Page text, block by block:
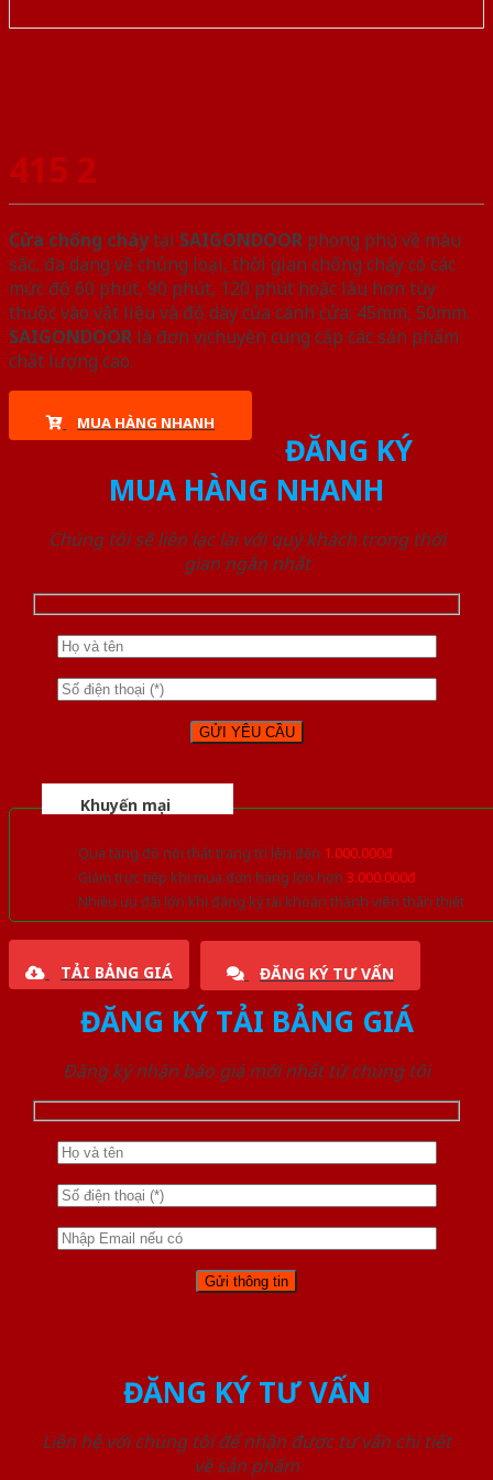
415 2
Cửa chống cháytại SAIGONDOOR phong phú về màu
sắc, đa dạng về chủng loại, thời gian chống cháy có các
mức độ 60 phút, 90 phút, 120 phút hoặc lâu hơn tùy
thuộc vào vật liệu và độ dày của cánh cửa: 45mm, 50mm.
SAIGONDOOR là đơn vị chuyên cung cấp các sản phẩm
chất lượng cao.
MUA HÀNG NHANH
ĐĂNG KÝ
MUA HÀNG NHANH
Chúng tôi sẽ liên lạc lại với quý khách trong thời
gian ngắn nhất
Khuyến mại
Quà tặng đồ nội thất trang trí lên đến 1.000.000đ
Giảm trực tiếp khi mua đơn hàng lớn hơn 3.000.000đ
Nhiều ưu đãi lớn khi đăng ký tài khoản thành viên thân thiết
TẢI BẢNG GIÁ ĐĂNG KÝ TƯ VẤN
ĐĂNG KÝ TẢI BẢNG GIÁ
Đăng ký nhận báo giá mới nhất từ chúng tôi
ĐĂNG KÝ TƯ VẤN
Liên hệ với chúng tôi để nhận được tư vấn chi tiết
về sản phẩm